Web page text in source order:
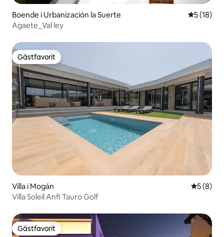
Boende i Urbanización la Suerte 5 av 5 i
5 (18)
Agaete_Val ley
Gästfavorit
Gästfavorit
Villa i Mogán 5 av 5 i
5 (8)
Villa Soleil Anfi Tauro Golf
Gästfavorit
Gästfavorit